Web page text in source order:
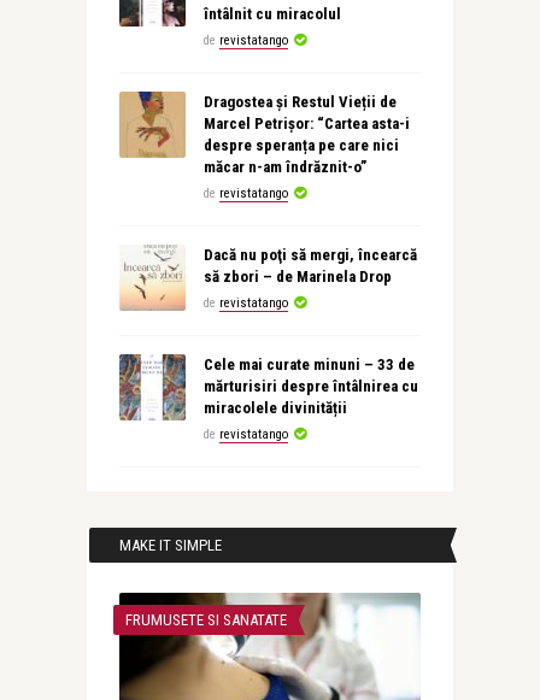
întâlnit cu miracolul
de revistatango
Dragostea și Restul Vieții de
Marcel Petrișor: “Cartea asta-i
despre speranța pe care nici
măcar n-am îndrăznit-o”
de revistatango
Dacă nu poţi să mergi, încearcă
să zbori – de Marinela Drop
de revistatango
Cele mai curate minuni – 33 de
mărturisiri despre întâlnirea cu
miracolele divinității
de revistatango
MAKE IT SIMPLE
FRUMUSETE SI SANATATE